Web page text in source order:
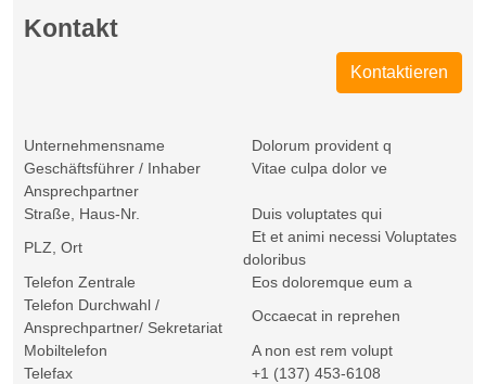
Kontakt
Kontaktieren
Unternehmensname
Dolorum provident q
Geschäftsführer / Inhaber
Vitae culpa dolor ve
Ansprechpartner
Straße, Haus-Nr.
Duis voluptates qui
PLZ, Ort
Et et animi necessi Voluptates
doloribus
Telefon Zentrale
Eos doloremque eum a
Telefon Durchwahl /
Ansprechpartner/ Sekretariat
Occaecat in reprehen
Mobiltelefon
A non est rem volupt
Telefax
+1 (137) 453-6108